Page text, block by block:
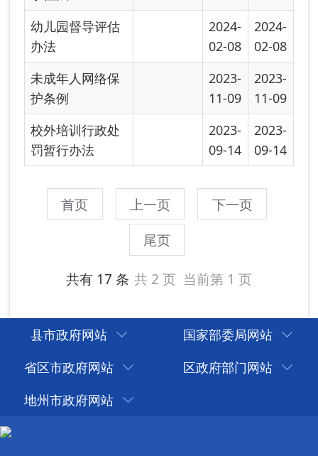
县市政府网站
国家部委局网站
省区市政府网站
区政府部门网站
地州市政府网站